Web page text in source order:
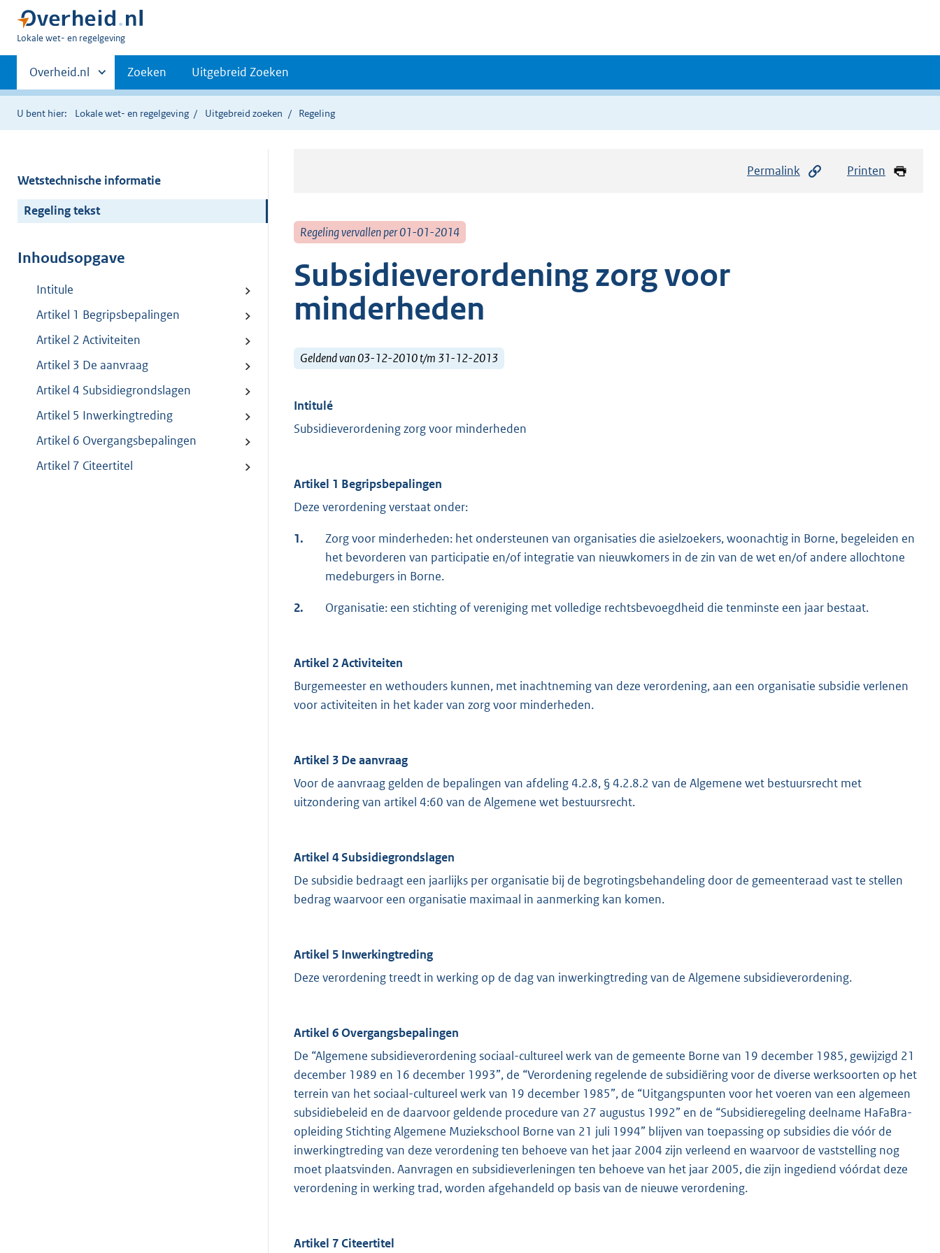
U
hier:
Lokale wet- en regelgeving
Primaire
navigatie
Andere
sites
binnen
Overheid.nl Zoeken Uitgebreid Zoeken
U bent hier: Lokale wet- en regelgeving Uitgebreid zoeken Regeling
Wetstechnische informatie
Regeling tekst
Inhoudsopgave
Intitule
Artikel 1 Begripsbepalingen
Artikel 2 Activiteiten
Artikel 3 De aanvraag
Artikel 4 Subsidiegrondslagen
Artikel 5 Inwerkingtreding
Artikel 6 Overgangsbepalingen
Artikel 7 Citeertitel
Permalink Printen
Regeling vervallen per 01-01-2014
Subsidieverordening zorg voor
minderheden
Geldend van 03-12-2010 t/m 31-12-2013
Intitulé
Subsidieverordening zorg voor minderheden
Artikel 1 Begripsbepalingen
Deze verordening verstaat onder:
1.
Zorg voor minderheden: het ondersteunen van organisaties die asielzoekers, woonachtig in Borne, begeleiden en
het bevorderen van participatie en/of integratie van nieuwkomers in de zin van de wet en/of andere allochtone
medeburgers in Borne.
2. Organisatie: een stichting of vereniging met volledige rechtsbevoegdheid die tenminste een jaar bestaat.
Artikel 2 Activiteiten
Burgemeester en wethouders kunnen, met inachtneming van deze verordening, aan een organisatie subsidie verlenen
voor activiteiten in het kader van zorg voor minderheden.
Artikel 3 De aanvraag
Voor de aanvraag gelden de bepalingen van afdeling 4.2.8, § 4.2.8.2 van de Algemene wet bestuursrecht met
uitzondering van artikel 4:60 van de Algemene wet bestuursrecht.
Artikel 4 Subsidiegrondslagen
De subsidie bedraagt een jaarlijks per organisatie bij de begrotingsbehandeling door de gemeenteraad vast te stellen
bedrag waarvoor een organisatie maximaal in aanmerking kan komen.
Artikel 5 Inwerkingtreding
Deze verordening treedt in werking op de dag van inwerkingtreding van de Algemene subsidieverordening.
Artikel 6 Overgangsbepalingen
De “Algemene subsidieverordening sociaal-cultureel werk van de gemeente Borne van 19 december 1985, gewijzigd 21
december 1989 en 16 december 1993”, de “Verordening regelende de subsidiëring voor de diverse werksoorten op het
terrein van het sociaal-cultureel werk van 19 december 1985”, de “Uitgangspunten voor het voeren van een algemeen
subsidiebeleid en de daarvoor geldende procedure van 27 augustus 1992” en de “Subsidieregeling deelname HaFaBra-
opleiding Stichting Algemene Muziekschool Borne van 21 juli 1994” blijven van toepassing op subsidies die vóór de
inwerkingtreding van deze verordening ten behoeve van het jaar 2004 zijn verleend en waarvoor de vaststelling nog
moet plaatsvinden. Aanvragen en subsidieverleningen ten behoeve van het jaar 2005, die zijn ingediend vóórdat deze
verordening in werking trad, worden afgehandeld op basis van de nieuwe verordening.
Artikel 7 Citeertitel